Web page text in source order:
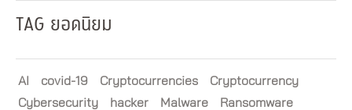
TAG ยอดนิยม
AI covid-19 Cryptocurrencies
Cryptocurrency
Cybersecurity
hacker Malware
Ransomware